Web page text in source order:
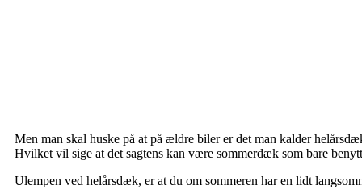
Men man skal huske på at på ældre biler er det man kalder
Hvilket vil sige at det sagtens kan være sommerdæk som bare
Ulempen ved helårsdæk, er at du om sommeren har en lidt